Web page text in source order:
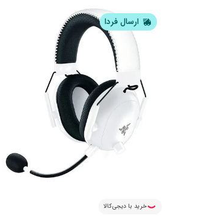
ارسال فردا
خرید با دیجی‌کالا